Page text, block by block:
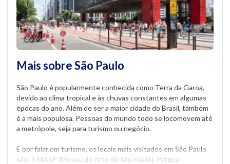
Mais sobre São Paulo
São Paulo é popularmente conhecida como Terra da Garoa,
devido ao clima tropical e às chuvas constantes em algumas
épocas do ano. Além de ser a maior cidade do Brasil, também
é a mais populosa. Pessoas do mundo todo se locomovem até
a metrópole, seja para turismo ou negócio.
E por falar em turismo, os locais mais visitados em São Paulo
são: o MASP (Museu de Arte de São Paulo), Parque